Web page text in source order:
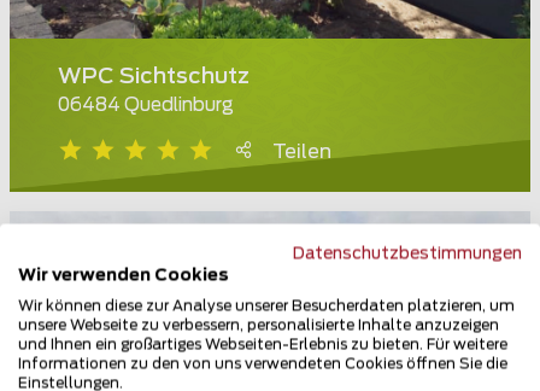
WPC Sichtschutz
06484 Quedlinburg
Teilen
Datenschutzbestimmungen
Wir verwenden Cookies
Wir können diese zur Analyse unserer Besucherdaten platzieren, um
unsere Webseite zu verbessern, personalisierte Inhalte anzuzeigen
und Ihnen ein großartiges Webseiten-Erlebnis zu bieten. Für weitere
Informationen zu den von uns verwendeten Cookies öffnen Sie die
Einstellungen.